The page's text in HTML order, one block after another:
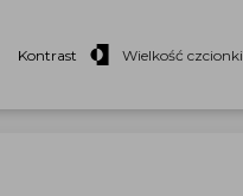
Kontrast Wielkość czcionki